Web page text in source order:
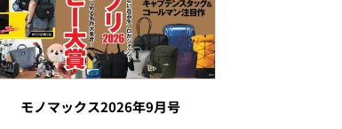
モノマックス2026年9月号